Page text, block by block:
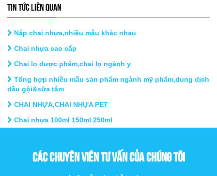
TIN TỨC LIÊN QUAN
Nắp chai nhựa,nhiều mẫu khác nhau
Chai nhựa cao cấp
Chai lọ dược phẩm,chai lọ ngành y
Tổng hợp nhiều mẫu sản phẩm ngành mỹ phẩm,dung dịch
dầu gội&sữa tắm
CHAI NHỰA,CHAI NHỰA PET
Chai nhựa 100ml 150ml 250ml
CÁC CHUYÊN VIÊN TƯ VẤN CỦA CHÚNG TÔI